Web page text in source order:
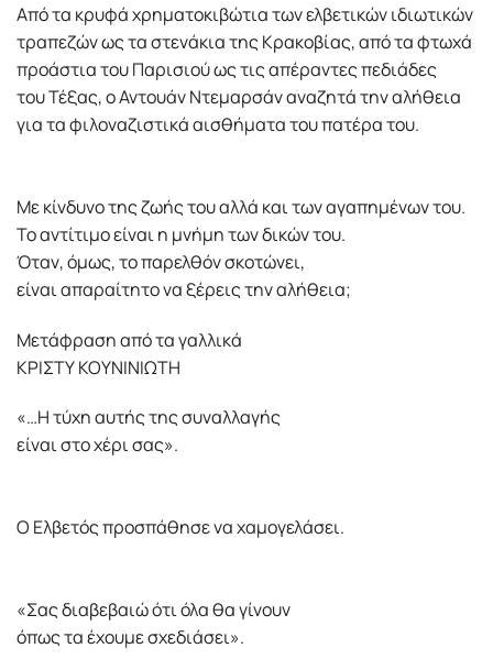
Από τα κρυφά χρηματοκιβώτια των ελβετικών ιδιωτικών
τραπεζών ως τα στενάκια της Κρακοβίας, από τα φτωχά
προάστια του Παρισιού ως τις απέραντες πεδιάδες
του Τέξας, ο Αντουάν Ντεμαρσάν αναζητά την αλήθεια
για τα φιλοναζιστικά αισθήματα του πατέρα του.
Με κίνδυνο της ζωής του αλλά και των αγαπημένων του.
Το αντίτιμο είναι η μνήμη των δικών του.
Όταν, όμως, το παρελθόν σκοτώνει,
είναι απαραίτητο να ξέρεις την αλήθεια;
Μετάφραση από τα γαλλικά
ΚΡΙΣΤΥ ΚΟΥΝΙΝΙΩΤΗ
«…Η τύχη αυτής της συναλλαγής
είναι στο χέρι σας».
Ο Ελβετός προσπάθησε να χαµογελάσει.
«Σας διαβεβαιώ ότι όλα θα γίνουν
όπως τα έχουµε σχεδιάσει».